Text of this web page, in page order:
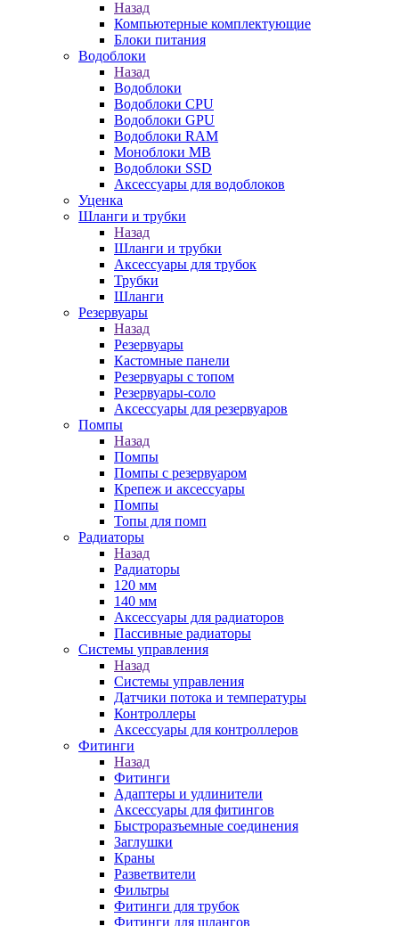
Назад
Компьютерные комплектующие
Блоки питания
Водоблоки
Назад
Водоблоки
Водоблоки CPU
Водоблоки GPU
Водоблоки RAM
Моноблоки MB
Водоблоки SSD
Аксессуары для водоблоков
Уценка
Шланги и трубки
Назад
Шланги и трубки
Аксессуары для трубок
Трубки
Шланги
Резервуары
Назад
Резервуары
Кастомные панели
Резервуары с топом
Резервуары-соло
Аксессуары для резервуаров
Помпы
Назад
Помпы
Помпы с резервуаром
Крепеж и аксессуары
Помпы
Топы для помп
Радиаторы
Назад
Радиаторы
120 мм
140 мм
Аксессуары для радиаторов
Пассивные радиаторы
Системы управления
Назад
Системы управления
Датчики потока и температуры
Контроллеры
Аксессуары для контроллеров
Фитинги
Назад
Фитинги
Адаптеры и удлинители
Аксессуары для фитингов
Быстроразъемные соединения
Заглушки
Краны
Разветвители
Фильтры
Фитинги для трубок
Фитинги для шлангов